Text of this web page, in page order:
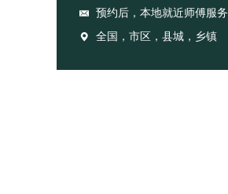
预约后，本地就近师傅服务
全国，市区，县城，乡镇